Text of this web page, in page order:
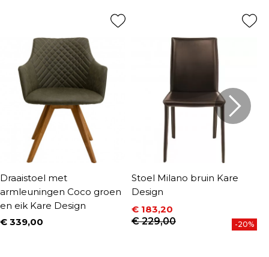
Draaistoel met
armleuningen Coco groen
en eik Kare Design
Prijs
€ 339,00
Stoel Milano bruin Kare
Design
Prijs
€ 183,20
Normale prijs
€ 229,00 -20%